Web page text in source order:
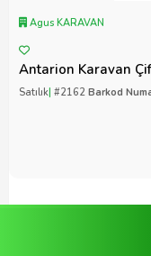
Agus KARAVAN
Antarion Karavan
Satılık| #2162 Barkod